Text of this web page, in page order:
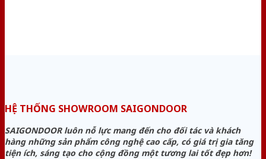
HỆ THỐNG SHOWROOM SAIGONDOOR
SAIGONDOOR luôn nỗ lực mang đến cho đối tác và khách
hàng những sản phẩm công nghệ cao cấp, có giá trị gia tăng
tiện ích, sáng tạo cho cộng đồng một tương lai tốt đẹp hơn!